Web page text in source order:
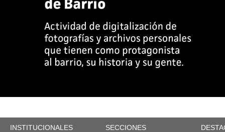
INSTITUCIONALES SECCIONES